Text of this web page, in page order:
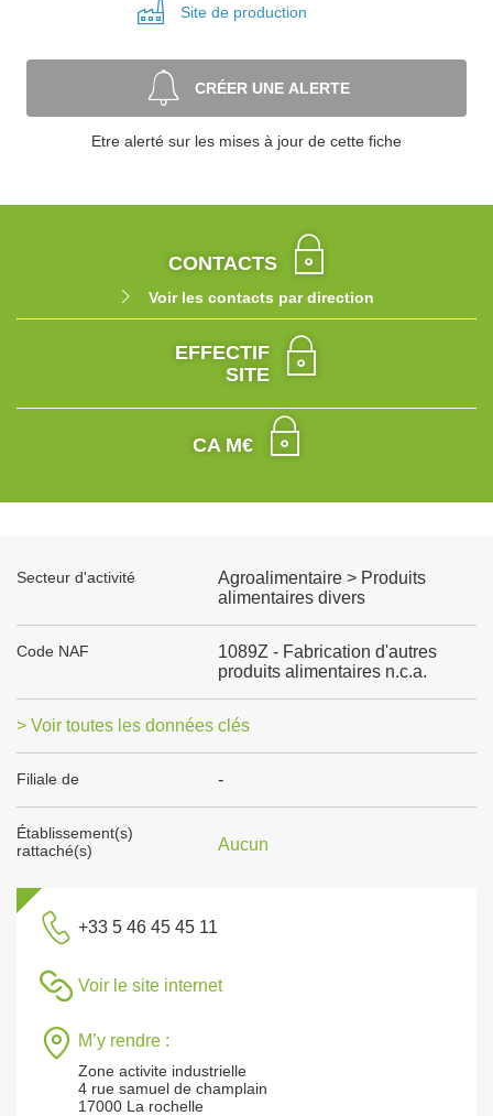
Site de production
CRÉER UNE ALERTE
Etre alerté sur les mises à jour de cette fiche
CONTACTS
Voir les contacts par direction
EFFECTIF
SITE
CA M€
Secteur d'activité
Agroalimentaire > Produits
alimentaires divers
Code NAF
1089Z - Fabrication d'autres
produits alimentaires n.c.a.
> Voir toutes les données clés
Filiale de -
Établissement(s)
rattaché(s)
Aucun
+33 5 46 45 45 11
Voir le site internet
M’y rendre :
Zone activite industrielle
4 rue samuel de champlain
17000 La rochelle